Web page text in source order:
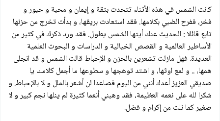
كانت الشمس في هذه الأثناء تتحدث بثقة و إيمان و محبة و حبور و
فخر، ففرح الضبي بكلامها. فقد استعادت بريقها، و بدأت تخرج من حزنها
تابع قائلا : الحديث عنك أيتها الشمس يطول. فقد ورد ذكرك في كثير من
الأساطير العالمية و القصص الخيالية و الدراسات و البحوث العلمية
العديدة. فهل مازلت تشعرين بالحزن و الإحباط قالت الشمس و قد انجلی
همها، .. و لمع اوثها، و اشتد توهجها و سطوعها ما أجمل كلامك يا
صديقي العزيز أعدك أنني من اليوم فصاعدا لن أشعر بالملل و لا بالإحباط. و
شكرا لله على نعمه العظيمة، فقد وهبني أنعما كثيرة لم ينلها نجم كبير و لا
صغير كما نلت من إكرام و فضل.